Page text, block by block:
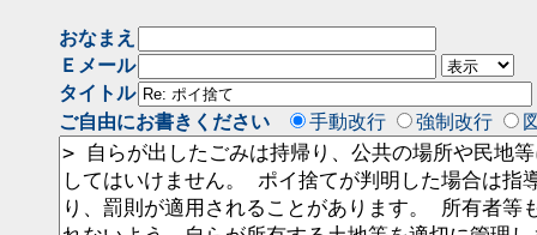
おなまえ
Ｅメール
タイトル
ご自由にお書きください
手動改行 強制改行